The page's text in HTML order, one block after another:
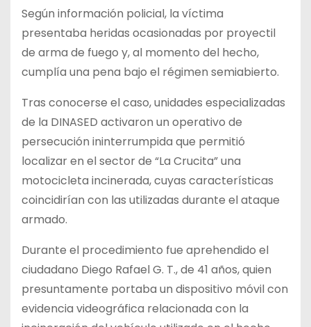
Según información policial, la víctima
presentaba heridas ocasionadas por proyectil
de arma de fuego y, al momento del hecho,
cumplía una pena bajo el régimen semiabierto.
Tras conocerse el caso, unidades especializadas
de la DINASED activaron un operativo de
persecución ininterrumpida que permitió
localizar en el sector de “La Crucita” una
motocicleta incinerada, cuyas características
coincidirían con las utilizadas durante el ataque
armado.
Durante el procedimiento fue aprehendido el
ciudadano Diego Rafael G. T., de 41 años, quien
presuntamente portaba un dispositivo móvil con
evidencia videográfica relacionada con la